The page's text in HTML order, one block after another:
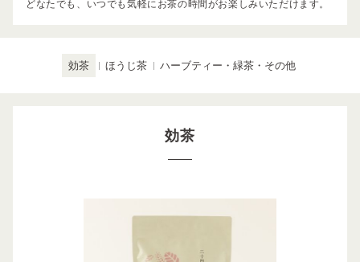
どなたでも、いつでも気軽にお茶の時間がお楽しみいただけます。
効茶 ほうじ茶 ハーブティー・緑茶・その他
効茶